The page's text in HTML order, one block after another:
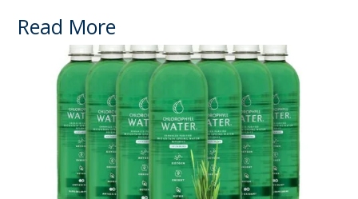
Read More